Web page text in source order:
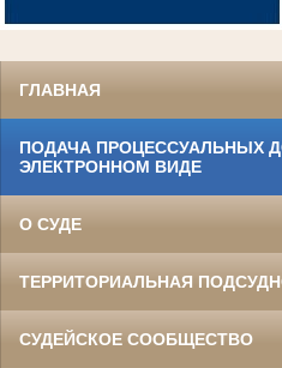
ГЛАВНАЯ
ПОДАЧА ПРОЦЕССУАЛЬНЫХ
ЭЛЕКТРОННОМ ВИДЕ
О СУДЕ
ТЕРРИТОРИАЛЬНАЯ
СУДЕЙСКОЕ СООБЩЕСТВО